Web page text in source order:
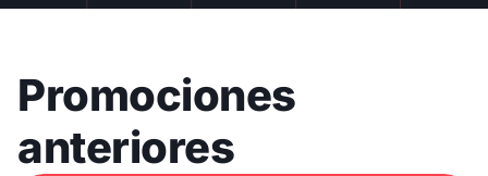
Promociones
anteriores